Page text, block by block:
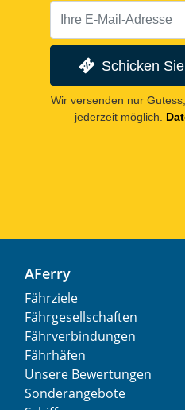
Schicken
Wir versenden nur
jederzeit möglich.
AFerry
Fährziele
Fährgesellschaften
Fährverbindungen
Fährhäfen
Unsere Bewertungen
Sonderangebote